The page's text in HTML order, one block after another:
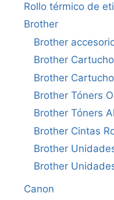
Rollo térmico de
Brother
Brother
Brother
Brother
Brother Tóners
Brother Tóners
Brother Cintas
Brother
Brother
Canon